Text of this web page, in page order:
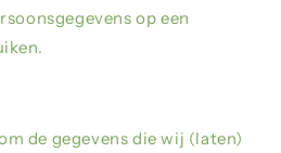
op een
de gegevens die wij (laten)